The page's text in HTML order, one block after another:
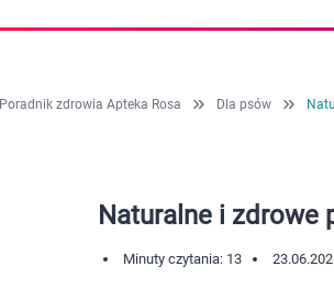
Poradnik zdrowia Apteka Rosa Dla psów
Naturalne i zdrowe
Minuty czytania: 13